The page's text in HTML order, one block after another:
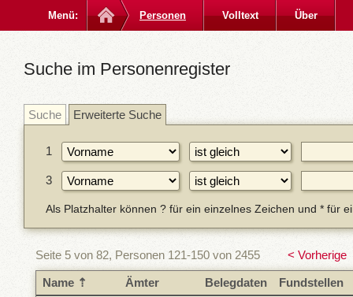
Menü: Personen Volltext Über
Suche im Personenregister
Suche Erweiterte Suche
1
3
Als Platzhalter können ? für ein einzelnes Zeichen und * für
Seite 5 von 82, Personen 121-150 von 2455 < Vorherige
Name Ämter Belegdaten
Fundstellen